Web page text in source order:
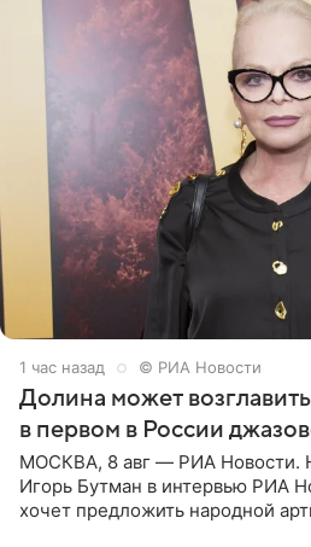
1 час назад © РИА Новости
Долина может
в первом в России
МОСКВА, 8 авг — РИА Новости.
Игорь Бутман в интервью РИА
хочет предложить народной